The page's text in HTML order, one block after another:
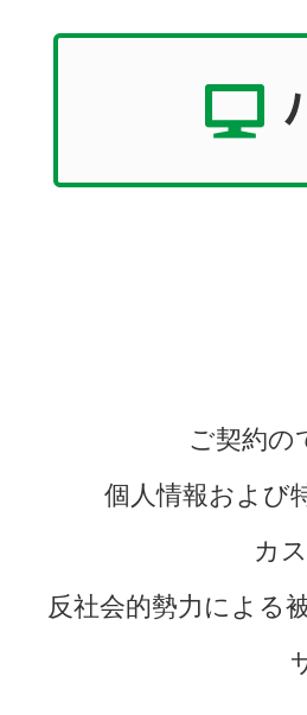
ご契約の
個人情報および
カ
反社会的勢力による